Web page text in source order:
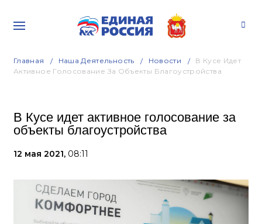
Главная Наша Деятельность Новости
В Кусе Идет
Активное Голосование За Объекты Благоустройства
В Кусе идет активное голосование за
объекты благоустройства
12 мая 2021, 08:11